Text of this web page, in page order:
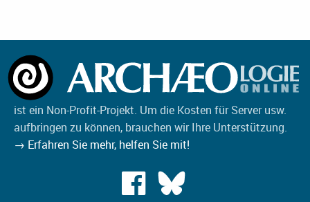
ist ein Non-Profit-Projekt. Um die Kosten für Server usw.
aufbringen zu können, brauchen wir Ihre Unterstützung.
→ Erfahren Sie mehr, helfen Sie mit!